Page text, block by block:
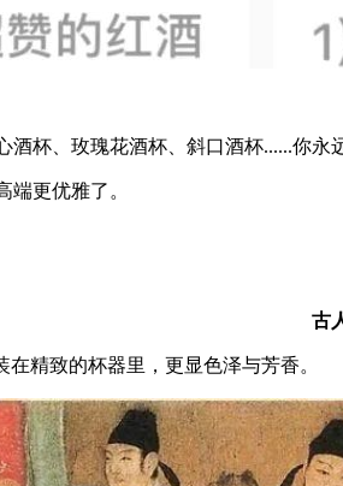
杯、玫瑰花酒杯、斜口酒杯......你永
更优雅了。
古
在精致的杯器里，更显色泽与芳香。